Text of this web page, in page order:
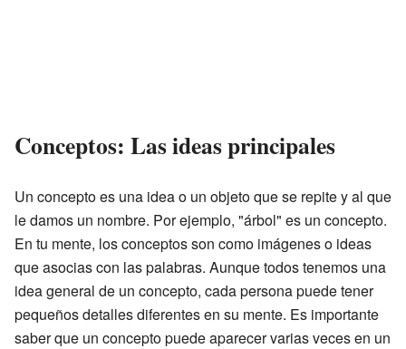
Conceptos: Las ideas principales
Un concepto es una idea o un objeto que se repite y al que
le damos un nombre. Por ejemplo, "árbol" es un concepto.
En tu mente, los conceptos son como imágenes o ideas
que asocias con las palabras. Aunque todos tenemos una
idea general de un concepto, cada persona puede tener
pequeños detalles diferentes en su mente. Es importante
saber que un concepto puede aparecer varias veces en un